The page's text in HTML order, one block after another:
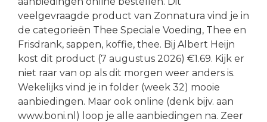
veelgevraagde product van Zonnatura vind je in
de categorieën Thee Speciale Voeding, Thee en
Frisdrank, sappen, koffie, thee. Bij Albert Heijn
kost dit product (7 augustus 2026) €1.69. Kijk er
niet raar van op als dit morgen weer anders is.
Wekelijks vind je in folder (week 32) mooie
aanbiedingen. Maar ook online (denk bijv. aan
www.boni.nl) loop je alle aanbiedingen na. Zeer